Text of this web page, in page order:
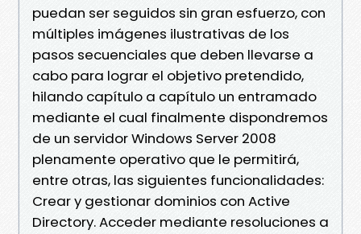
puedan ser seguidos sin gran esfuerzo, con
múltiples imágenes ilustrativas de los
pasos secuenciales que deben llevarse a
cabo para lograr el objetivo pretendido,
hilando capítulo a capítulo un entramado
mediante el cual finalmente dispondremos
de un servidor Windows Server 2008
plenamente operativo que le permitirá,
entre otras, las siguientes funcionalidades:
Crear y gestionar dominios con Active
Directory. Acceder mediante resoluciones a